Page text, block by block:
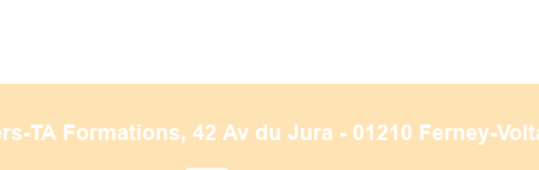
TA Formations, 42 Av du Jura - 01210 Ferney-